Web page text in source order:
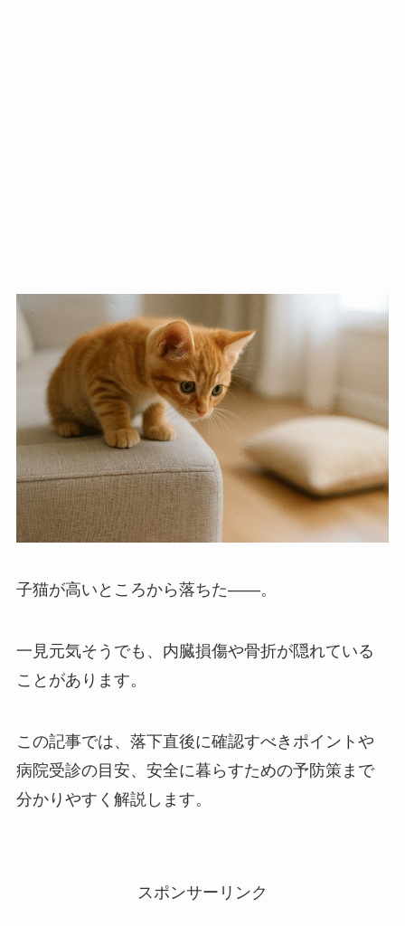
子猫が高いところから落ちた――。
一見元気そうでも、内臓損傷や骨折が隠れている
ことがあります。
この記事では、落下直後に確認すべきポイントや
病院受診の目安、安全に暮らすための予防策まで
分かりやすく解説します。
スポンサーリンク